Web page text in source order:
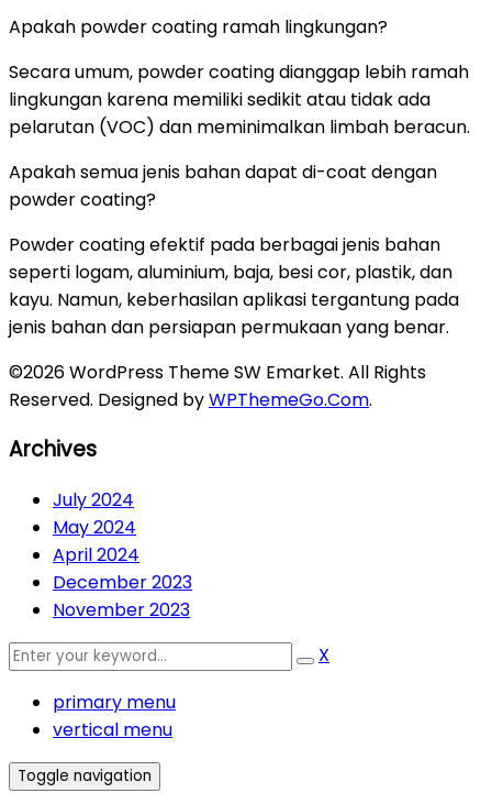
Apakah powder coating ramah lingkungan?
Secara umum, powder coating dianggap lebih ramah
lingkungan karena memiliki sedikit atau tidak ada
pelarutan (VOC) dan meminimalkan limbah beracun.
Apakah semua jenis bahan dapat di-coat dengan
powder coating?
Powder coating efektif pada berbagai jenis bahan
seperti logam, aluminium, baja, besi cor, plastik, dan
kayu. Namun, keberhasilan aplikasi tergantung pada
jenis bahan dan persiapan permukaan yang benar.
©2026 WordPress Theme SW Emarket. All Rights
Reserved. Designed byWPThemeGo.Com.
Archives
July 2024
May 2024
April 2024
December 2023
November 2023
X
primary menu
vertical menu
Toggle navigation